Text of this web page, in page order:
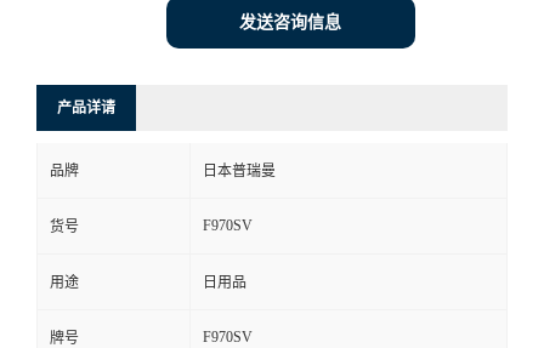
发送咨询信息
产品详请
品牌 日本普瑞曼
货号 F970SV
用途 日用品
牌号 F970SV